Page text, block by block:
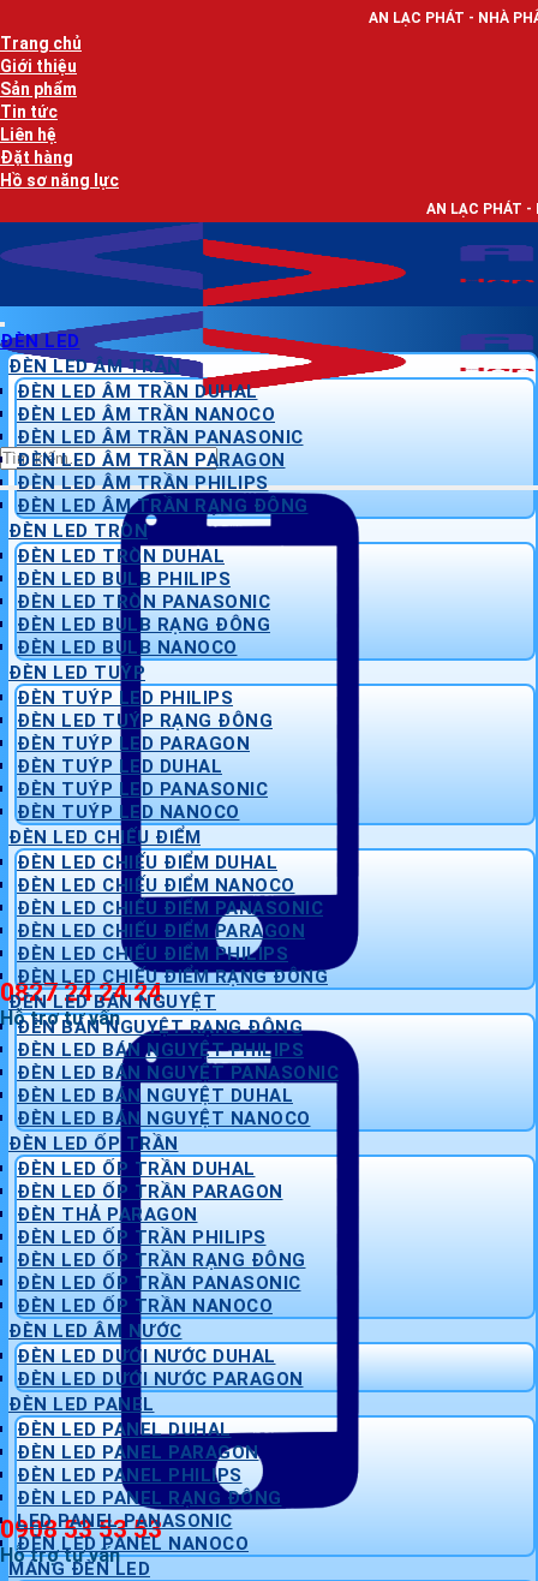
qua
nội
dung
AN LẠC PHÁT - NHÀ PHÂN PHỐI THIẾT
Trang chủ
Giới thiệu
Sản phẩm
Tin tức
Liên hệ
Đặt hàng
Hồ sơ năng lực
AN LẠC PHÁT - NHÀ PHÂN
Tìm
kiếm:
0827 24 24 24
Hỗ trợ tư vấn
0908 53 53 53
Hỗ trợ tư vấn
ĐÈN LED
ĐÈN LED ÂM TRẦN
ĐÈN LED ÂM TRẦN DUHAL
ĐÈN LED ÂM TRẦN NANOCO
ĐÈN LED ÂM TRẦN PANASONIC
ĐÈN LED ÂM TRẦN PARAGON
ĐÈN LED ÂM TRẦN PHILIPS
ĐÈN LED ÂM TRẦN RẠNG ĐÔNG
ĐÈN LED TRÒN
ĐÈN LED TRÒN DUHAL
ĐÈN LED BULB PHILIPS
ĐÈN LED TRÒN PANASONIC
ĐÈN LED BULB RẠNG ĐÔNG
ĐÈN LED BULB NANOCO
ĐÈN LED TUÝP
ĐÈN TUÝP LED PHILIPS
ĐÈN LED TUÝP RẠNG ĐÔNG
ĐÈN TUÝP LED PARAGON
ĐÈN TUÝP LED DUHAL
ĐÈN TUÝP LED PANASONIC
ĐÈN TUÝP LED NANOCO
ĐÈN LED CHIẾU ĐIỂM
ĐÈN LED CHIẾU ĐIỂM DUHAL
ĐÈN LED CHIẾU ĐIỂM NANOCO
ĐÈN LED CHIẾU ĐIỂM PANASONIC
ĐÈN LED CHIẾU ĐIỂM PARAGON
ĐÈN LED CHIẾU ĐIỂM PHILIPS
ĐÈN LED CHIẾU ĐIỂM RẠNG ĐÔNG
ĐÈN LED BÁN NGUYỆT
ĐÈN BÁN NGUYỆT RẠNG ĐÔNG
ĐÈN LED BÁN NGUYỆT PHILIPS
ĐÈN LED BÁN NGUYỆT PANASONIC
ĐÈN LED BÁN NGUYỆT DUHAL
ĐÈN LED BÁN NGUYỆT NANOCO
ĐÈN LED ỐP TRẦN
ĐÈN LED ỐP TRẦN DUHAL
ĐÈN LED ỐP TRẦN PARAGON
ĐÈN THẢ PARAGON
ĐÈN LED ỐP TRẦN PHILIPS
ĐÈN LED ỐP TRẦN RẠNG ĐÔNG
ĐÈN LED ỐP TRẦN PANASONIC
ĐÈN LED ỐP TRẦN NANOCO
ĐÈN LED ÂM NƯỚC
ĐÈN LED DƯỚI NƯỚC DUHAL
ĐÈN LED DƯỚI NƯỚC PARAGON
ĐÈN LED PANEL
ĐÈN LED PANEL DUHAL
ĐÈN LED PANEL PARAGON
ĐÈN LED PANEL PHILIPS
ĐÈN LED PANEL RẠNG ĐÔNG
LED PANEL PANASONIC
ĐÈN LED PANEL NANOCO
MÁNG ĐÈN LED